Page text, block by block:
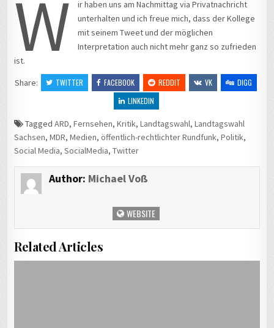
W
ir haben uns am Nachmittag via Privatnachricht
unterhalten und ich freue mich, dass der Kollege
mit seinem Tweet und der möglichen
Interpretation auch nicht mehr ganz so zufrieden
ist.
Share:
TWITTER FACEBOOK REDDIT VK
DIGG
LINKEDIN
TaggedARD,Fernsehen,Kritik,Landtagswahl,Landtagswahl
Sachsen,MDR,Medien,öffentlich-rechtlichter Rundfunk,Politik,
Social Media,SocialMedia,Twitter
Author: Michael Voß
WEBSITE
Related Articles